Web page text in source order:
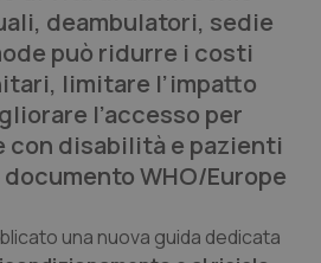
deambulatori, sedie
può ridurre i costi
limitare l’impatto
l’accesso per
con disabilità e pazienti
WHO/Europe
una nuova guida dedicata